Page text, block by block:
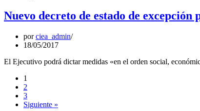
Nuevo decreto de estado de
porciea_admin
18/05/2017
El Ejecutivo podrá dictar medidas «en el orden social,
1
2
3
Siguiente »